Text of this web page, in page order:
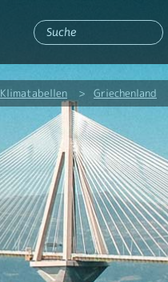
Klimatabellen > Griechenland